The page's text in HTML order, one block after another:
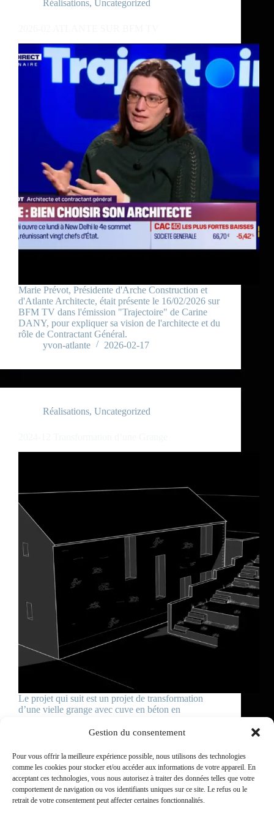
Gestion du consentement
Pour vous offrir la meilleure expérience possible, nous utilisons des technologies
comme les cookies pour stocker et/ou accéder aux informations de votre appareil. En
acceptant ces technologies, vous nous autorisez à traiter des données telles que votre
comportement de navigation ou vos identifiants uniques sur ce site. Le refus ou le
retrait de votre consentement peut affecter certaines fonctionnalités.
Réalisations, Uncategorized
Marie Prévot, Présidente d'Arche Construction et
d'Atlante Architecte, était présente le 16/02/2026 sur
BFM TV dans l'émission "Trajectoire" de Carine
DANY, pour expliquer sa vision de l'architecte et du
rôle de Contractant Général.
yvon-atlante
2026-02-17
Réalisations, Uncategorized
Le projet qui suit est un projet de transformation
d’une vielle grange avec cuve en béton en
yvon-atlante
2025-04-19
Atlante Architecte